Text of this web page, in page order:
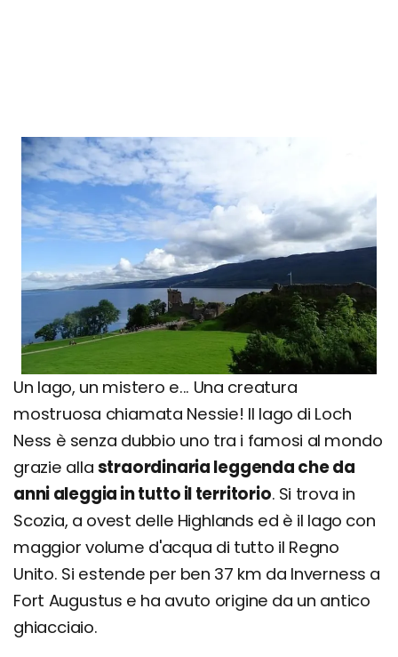
Un lago, un mistero e... Una creatura
mostruosa chiamata Nessie! Il lago di Loch
Ness è senza dubbio uno tra i famosi al mondo
grazie alla straordinaria leggenda che da
anni aleggia in tutto il territorio. Si trova in
Scozia, a ovest delle Highlands ed è il lago con
maggior volume d'acqua di tutto il Regno
Unito. Si estende per ben 37 km da Inverness a
Fort Augustus e ha avuto origine da un antico
ghiacciaio.